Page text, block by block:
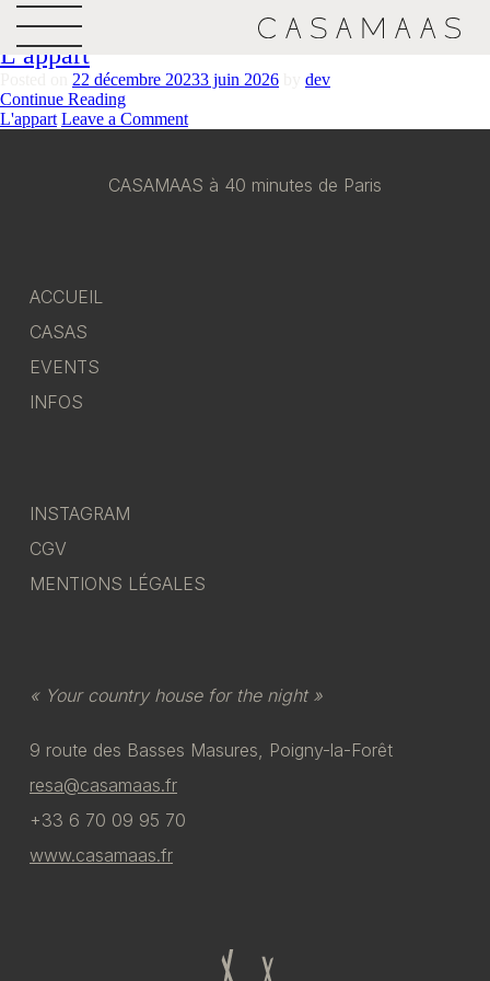
Catégorie : L’appart
L’appart
22 décembre 20233 juin 2026
dev
Continue Reading
L'appart Leave a Commenton
CASAMAAS à 40 minutes de Paris
ACCUEIL
CASAS
EVENTS
INFOS
INSTAGRAM
CGV
MENTIONS LÉGALES
« Your country house for the night »
9 route des Basses Masures, Poigny-la-Forêt
resa@casamaas.fr
+33 6 70 09 95 70
www.casamaas.fr